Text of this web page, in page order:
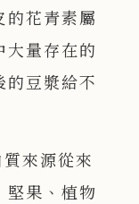
的花青素屬
大量存在的
的豆漿給不
來源從來
堅果、植物